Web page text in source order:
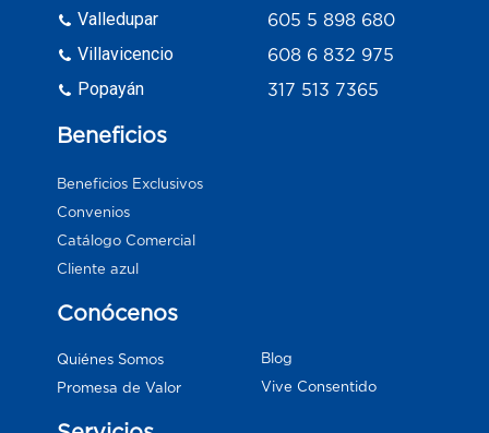
Valledupar
Villavicencio
Popayán
605 5 898 680
608 6 832 975
317 513 7365
Beneficios
Beneficios Exclusivos
Convenios
Catálogo Comercial
Cliente azul
Conócenos
Quiénes Somos
Promesa de Valor
Blog
Vive Consentido